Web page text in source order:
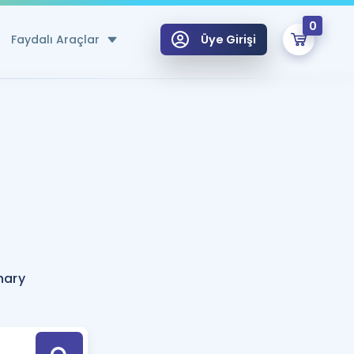
Faydalı Araçlar
Hesaplama Aracı
için Öneriler
Tek Takvimde
Üye Girişi
0
Hoca ile seni sınava hazırlayacak onlarca eğitim seni bekliyor!